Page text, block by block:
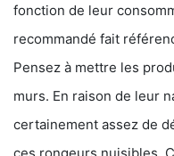
fonction de leur
recommandé fait
Pensez à mettre les
murs. En raison de leur
certainement assez de
ces rongeurs nuisibles.